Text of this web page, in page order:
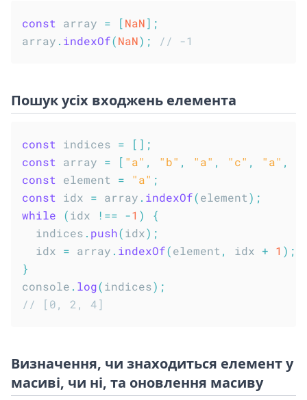
const array = [NaN] ;
array . indexOf(NaN) ; // -1
Пошук усіх входжень елемента
const indices = [ ] ;
const array = [ "a" , "b" , "a" , "c" , "a" ,
const element = "a" ;
const idx = array . indexOf(element) ;
while
(idx !== -1 )
{
  indices
. push(idx) ;
  idx
= array . indexOf(element , idx + 1 ) ;
}
console . log(indices) ;
// [0, 2, 4]
Визначення, чи знаходиться елемент у
масиві, чи ні, та оновлення масиву